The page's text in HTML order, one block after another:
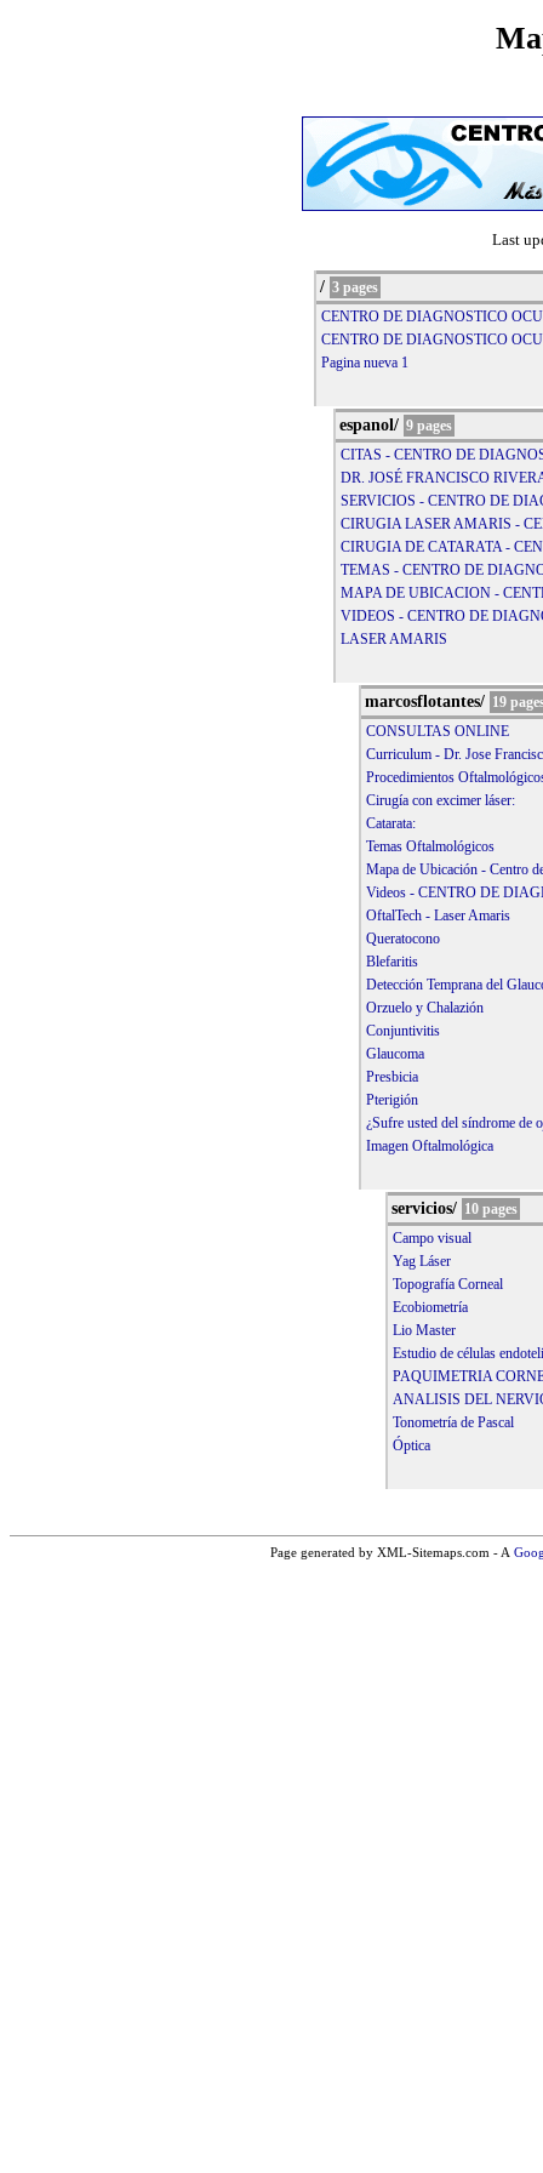
Last
/ 3 pages
CENTRO DE DIAGNOSTICO
CENTRO DE DIAGNOSTICO
Pagina nueva 1
espanol/ 9 pages
CITAS - CENTRO DE
DR. JOSÉ FRANCISCO
SERVICIOS - CENTRO DE
CIRUGIA LASER AMARIS -
CIRUGIA DE CATARATA -
TEMAS - CENTRO DE
MAPA DE UBICACION -
VIDEOS - CENTRO DE
LASER AMARIS
marcosflotantes/ 19
CONSULTAS ONLINE
Curriculum - Dr. Jose
Procedimientos
Cirugía con excimer láser:
Catarata:
Temas Oftalmológicos
Mapa de Ubicación - Centro
Videos - CENTRO DE
OftalTech - Laser Amaris
Queratocono
Blefaritis
Detección Temprana del
Orzuelo y Chalazión
Conjuntivitis
Glaucoma
Presbicia
Pterigión
¿Sufre usted del síndrome de
Imagen Oftalmológica
servicios/ 10 pages
Campo visual
Yag Láser
Topografía Corneal
Ecobiometría
Lio Master
Estudio de células
PAQUIMETRIA
ANALISIS DEL
Tonometría de Pascal
Óptica
Page generated by XML-Sitemaps.com - A